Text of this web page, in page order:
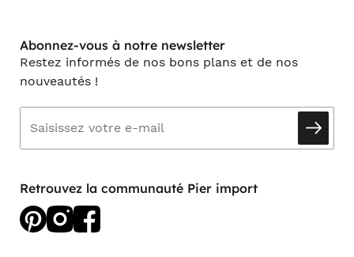
Abonnez-vous à notre newsletter
Restez informés de nos bons plans et de nos
nouveautés !
Retrouvez la communauté Pier import